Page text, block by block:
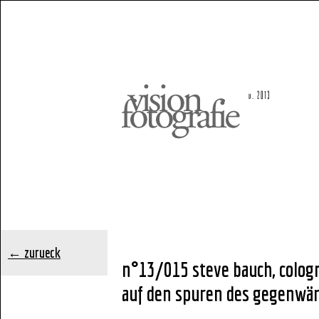
← zurueck
n°13/015 steve bauch,
auf den spuren des